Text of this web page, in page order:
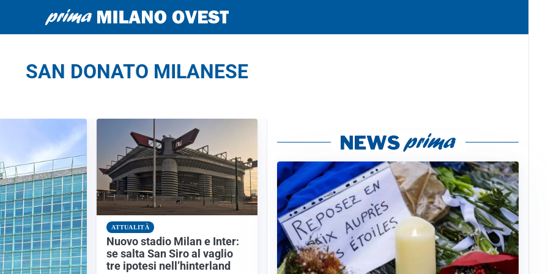
SAN DONATO MILANESE
ATTUALITÀ
Nuovo stadio Milan e Inter:
se salta San Siro al vaglio
tre ipotesi nell’hinterland